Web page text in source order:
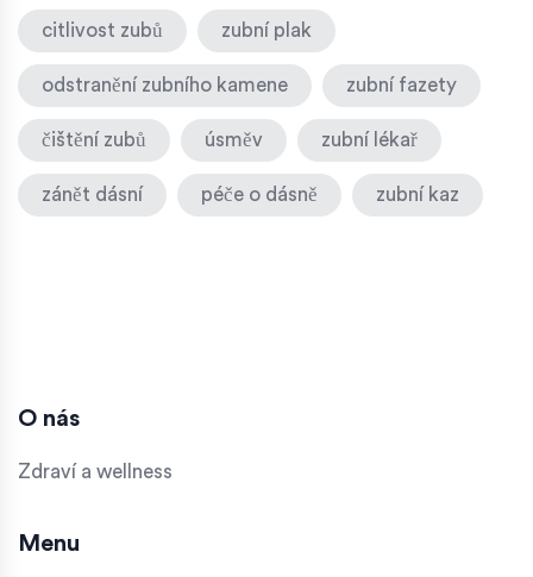
citlivost zubů zubní plak
odstranění zubního kamene zubní fazety
čištění zubů úsměv zubní lékař
zánět dásní péče o dásně zubní kaz
O nás
Zdraví a wellness
Menu